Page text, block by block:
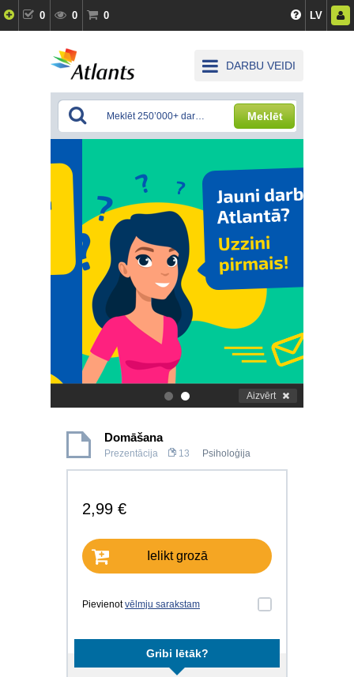
0 0 0 LV
DARBU VEIDI
Meklēt
. Aizvērt
Domāšana
Prezentācija 13 Psiholoģija
2,99 €
Ielikt grozā
Pievienotvēlmju sarakstam
Gribi lētāk?